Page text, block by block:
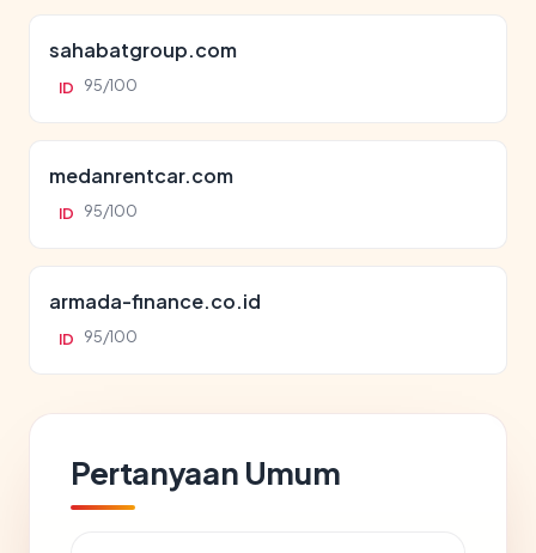
sahabatgroup.com
ID 95/100
medanrentcar.com
ID 95/100
armada-finance.co.id
ID 95/100
Pertanyaan Umum